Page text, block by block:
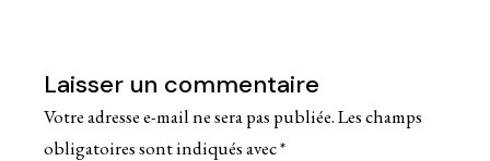
Laisser un commentaire
Votre adresse e-mail ne sera pas publiée.Les champs
obligatoires sont indiqués avec*